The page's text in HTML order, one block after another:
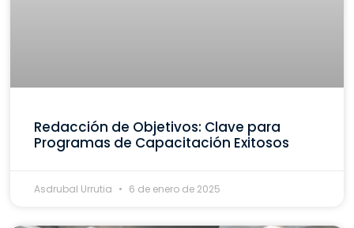
Redacción de Objetivos: Clave para
Programas de Capacitación Exitosos
Asdrubal Urrutia 6 de enero de 2025